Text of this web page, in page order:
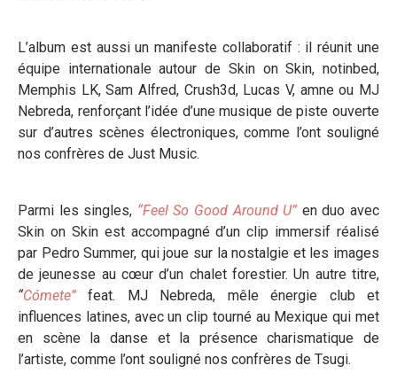
L’album est aussi un manifeste collaboratif : il réunit une
équipe internationale autour de Skin on Skin, notinbed,
Memphis LK, Sam Alfred, Crush3d, Lucas V, amne ou MJ
Nebreda, renforçant l’idée d’une musique de piste ouverte
sur d’autres scènes électroniques, comme l’ont souligné
nos confrères de Just Music.
Parmi les singles, “Feel So Good Around U” en duo avec
Skin on Skin est accompagné d’un clip immersif réalisé
par Pedro Summer, qui joue sur la nostalgie et les images
de jeunesse au cœur d’un chalet forestier. Un autre titre,
“Cómete”
feat. MJ Nebreda, mêle énergie club et
influences latines, avec un clip tourné au Mexique qui met
en scène la danse et la présence charismatique de
l’artiste, comme l’ont souligné nos confrères de Tsugi.